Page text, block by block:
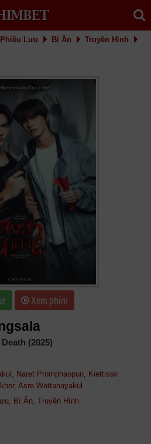
Phiêu Lưu Bí Ẩn
Truyền Hình
Xem phim
(2025)
, Naret Promphaopun, Kiettisak
, Asre Wattanayakul
, Bí Ẩn, Truyền Hình